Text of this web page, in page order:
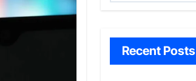
Recent Posts